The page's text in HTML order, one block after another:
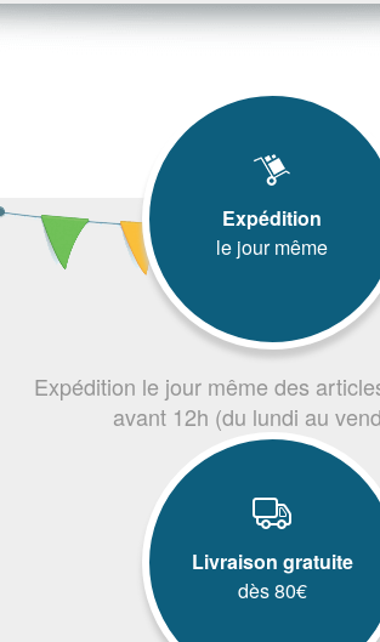
Expédition
le jour même
Expédition le jour même des
avant 12h (du lundi au
Livraison gratuite
dès 80€